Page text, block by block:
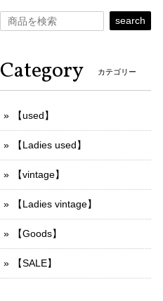
search
Category カテゴリー
【used】
【Ladies used】
【vintage】
【Ladies vintage】
【Goods】
【SALE】